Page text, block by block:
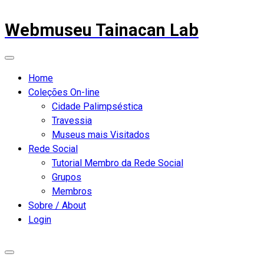
Webmuseu Tainacan Lab
Home
Coleções On-line
Cidade Palimpséstica
Travessia
Museus mais Visitados
Rede Social
Tutorial Membro da Rede Social
Grupos
Membros
Sobre / About
Login